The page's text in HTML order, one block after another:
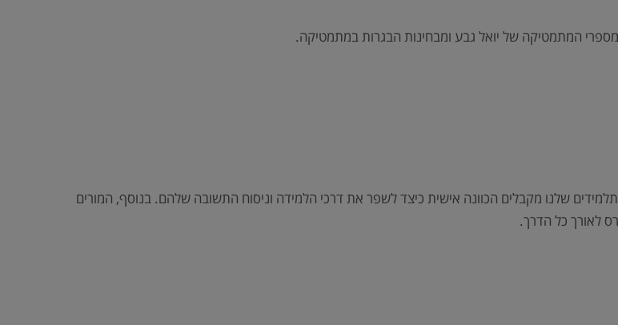
המתמטיקה של יואל גבע ומבחינות הבגרות במתמטיקה.
שלנו מקבלים הכוונה אישית כיצד לשפר את דרכי הלמידה וניסוח התשובה שלהם. בנוסף, המורים
לאורך כל הדרך.